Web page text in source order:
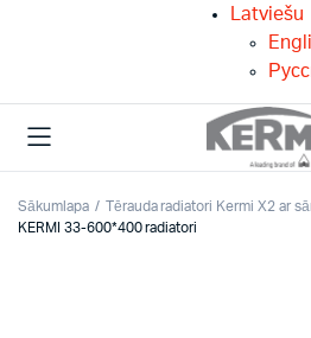
Latviešu
Sākumlapa
Tērauda radiatori Kermi X2 ar
KERMI 33-600*400 radiatori